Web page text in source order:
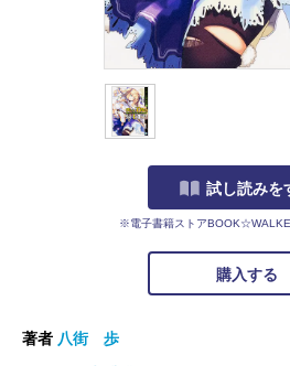
試し読みを
※電子書籍ストア
購入する
著者 八街 歩